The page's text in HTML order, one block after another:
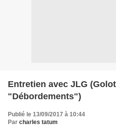
Entretien avec JLG
"Débordements")
Publié le 13/09/2017 à 10:44
Par charles tatum